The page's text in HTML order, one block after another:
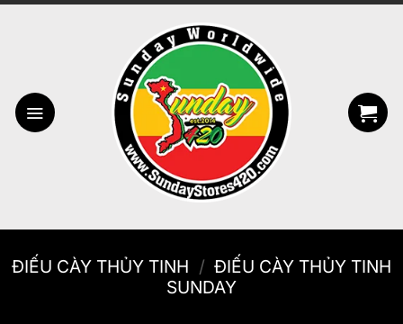
Bỏ
ĐIẾU CÀY THỦY TINH / ĐIẾU CÀY THỦY TINH
SUNDAY